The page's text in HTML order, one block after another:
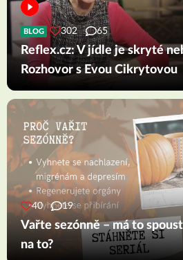
BLOG 302 65
Reflex.cz: V jídle je skryté
Rozhovor s Evou Cikrytovou
40 19
Vařte sezónně – má to
na to?